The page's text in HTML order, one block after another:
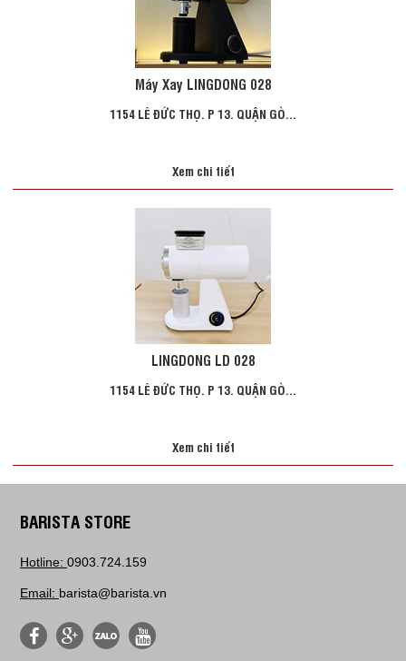
Máy Xay LINGDONG 028
1154 LÊ ĐỨC THỌ. P 13. QUẬN GÒ...
Xem chi tiết
LINGDONG LD 028
1154 LÊ ĐỨC THỌ. P 13. QUẬN GÒ...
Xem chi tiết
BARISTA STORE
Hotline: 0903.724.159
Email: barista@barista.vn